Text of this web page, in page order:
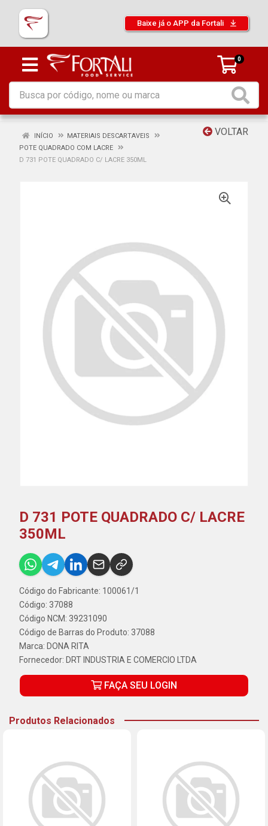
Baixe já o APP da Fortali
0
VOLTAR
INÍCIO
MATERIAIS DESCARTAVEIS
POTE QUADRADO COM LACRE
D 731 POTE QUADRADO C/ LACRE 350ML
D 731 POTE QUADRADO C/ LACRE
350ML
Código do Fabricante: 100061/1
Código: 37088
Código NCM: 39231090
Código de Barras do Produto: 37088
Marca: DONA RITA
Fornecedor: DRT INDUSTRIA E COMERCIO LTDA
FAÇA SEU LOGIN
Produtos Relacionados